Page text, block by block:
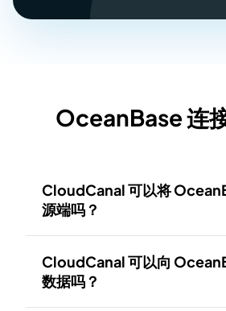
OceanBase 连
CloudCanal 可以将
源端吗？
CloudCanal 可以向
数据吗？